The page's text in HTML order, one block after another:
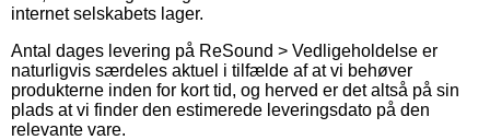
internet selskabets lager.
Antal dages levering på ReSound > Vedligeholdelse er
naturligvis særdeles aktuel i tilfælde af at vi behøver
produkterne inden for kort tid, og herved er det altså på sin
plads at vi finder den estimerede leveringsdato på den
relevante vare.